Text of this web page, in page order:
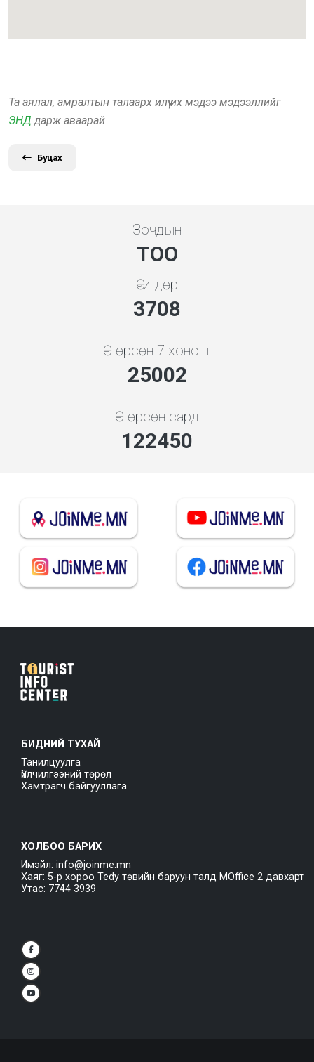
Та аялал, амралтын талаарх илүү их мэдээ мэдээллийг
ЭНД дарж аваарай
Буцах
Зочдын
ТОО
Өчигдөр
4136
Өнгөрсөн 7 хоногт
27886
Өнгөрсөн сард
136579
БИДНИЙ ТУХАЙ
Танилцуулга
Үйлчилгээний төрөл
Хамтрагч байгууллага
ХОЛБОО БАРИХ
Имэйл: info@joinme.mn
Хаяг: 5-р хороо Tedy төвийн баруун талд MOffice 2 давхарт
Утас: 7744 3939